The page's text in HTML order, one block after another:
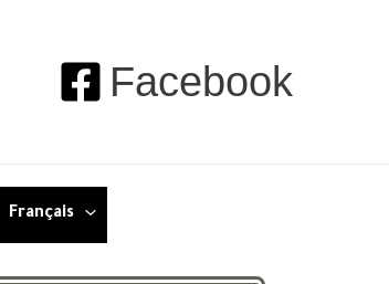
Facebook
Français